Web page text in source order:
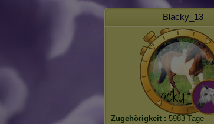
Blacky_13
Zugehörigkeit : 5983 Tage